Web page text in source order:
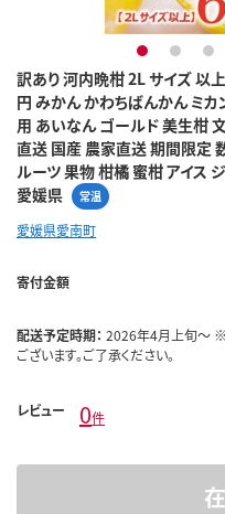
訳あり 河内晩柑 2L サイズ 以
円 みかん かわちばんかん ミ
用 あいなん ゴールド 美生柑
直送 国産 農家直送 期間限定
ルーツ 果物 柑橘 蜜柑 アイス
愛媛県
常温
1 2 3
愛媛県愛南町
寄付金額
配送予定時期： 2026年4月上旬～
ございます。ご了承ください。
レビュー 0件